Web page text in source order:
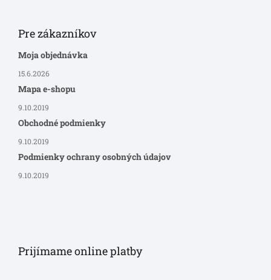
Pre zákazníkov
Moja objednávka
15.6.2026
Mapa e-shopu
9.10.2019
Obchodné podmienky
9.10.2019
Podmienky ochrany osobných údajov
9.10.2019
Prijímame online platby